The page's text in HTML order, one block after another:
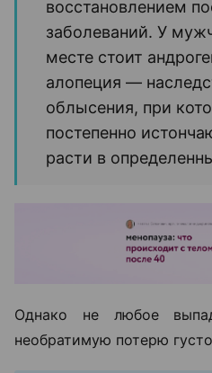
восстановлением
заболеваний. У
месте стоит
алопеция —
облысения, при
постепенно
расти в
Однако не любое
необратимую потерю